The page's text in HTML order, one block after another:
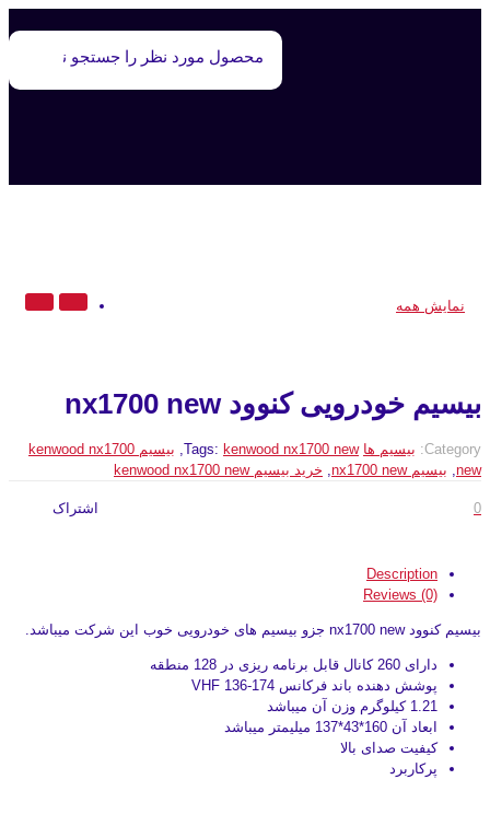
نمایش همه
بیسیم خودرویی کنوود nx1700 new
Category: بیسیم ها Tags: kenwood nx1700 new
,
بیسیم kenwood nx1700
new
, بیسیم nx1700 new , خرید بیسیم kenwood nx1700 new
اشتراک 0
Description
Reviews (0)
بیسیم کنوود nx1700 new جزو بیسیم های خودرویی خوب این شرکت میباشد.
دارای 260 کانال قابل برنامه ریزی در 128 منطقه
پوشش دهنده باند فرکانس VHF 136-174
1.21 کیلوگرم وزن آن میباشد
ابعاد آن 160*43*137 میلیمتر میباشد
کیفیت صدای بالا
پرکاربرد